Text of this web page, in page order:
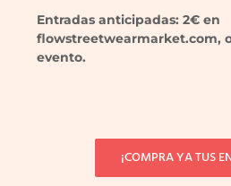
Entradas anticipadas: 2€ en
flowstreetwearmarket.com,
evento.
¡COMPRA YA TUS